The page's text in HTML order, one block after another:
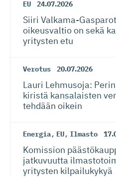
EU 24.07.2026
Siiri Valkama-
oikeusvaltio on sekä
yritysten etu
Verotus 20.07.2026
Lauri Lehmusoja:
kiristä kansalaisten
tehdään oikein
Energia, EU, Ilmasto
Komission
jatkuvuutta
yritysten kilpailukykyä